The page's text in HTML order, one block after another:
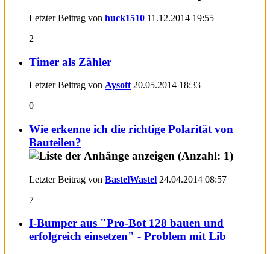
Letzter Beitrag von huck1510 11.12.2014 19:55
2
Timer als Zähler
Letzter Beitrag von Aysoft 20.05.2014 18:33
0
Wie erkenne ich die richtige Polarität von
Bauteilen?
Letzter Beitrag von BastelWastel 24.04.2014 08:57
7
I-Bumper aus "Pro-Bot 128 bauen und
erfolgreich einsetzen" - Problem mit Lib